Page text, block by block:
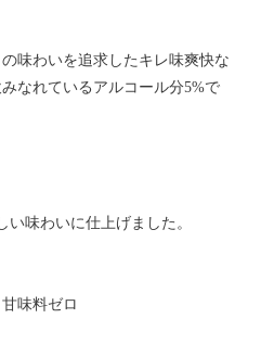
味わいを追求したキレ味爽快な
なれているアルコール分5%で
味わいに仕上げました。
味料ゼロ